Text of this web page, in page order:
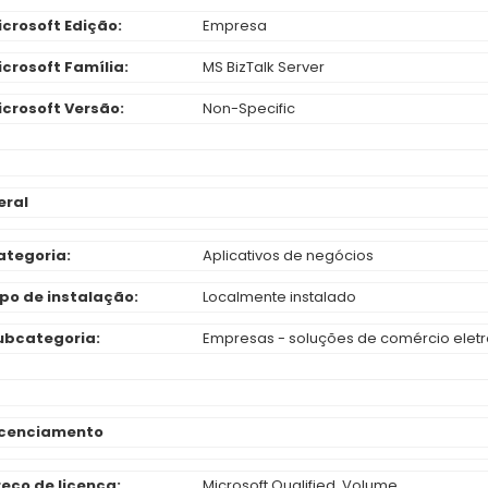
Edição:
Empresa
Família:
MS BizTalk Server
Versão:
Non-Specific
Aplicativos de negócios
de instalação:
Localmente instalado
Empresas - soluções de comércio